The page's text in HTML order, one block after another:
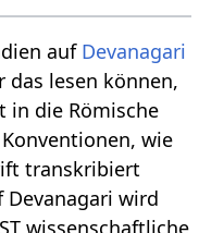
auf Devanagari
das lesen können,
in die Römische
wie
transkribiert
wird
wissenschaftliche